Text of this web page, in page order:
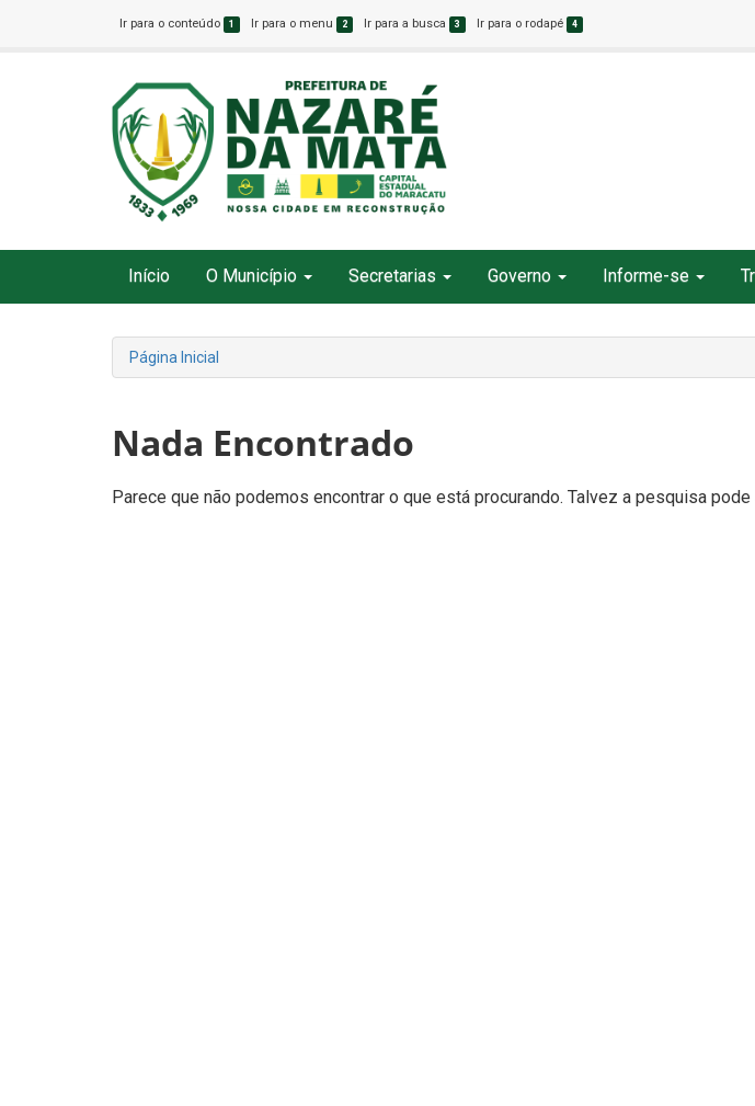
Ir para o conteúdo 1 Ir para o menu 2 Ir para a busca 3 Ir para o rodapé 4
Início O Município Secretarias Governo Informe-se
Página Inicial
Nada Encontrado
Parece que não podemos encontrar o que está procurando. Talvez a pesquisa pode